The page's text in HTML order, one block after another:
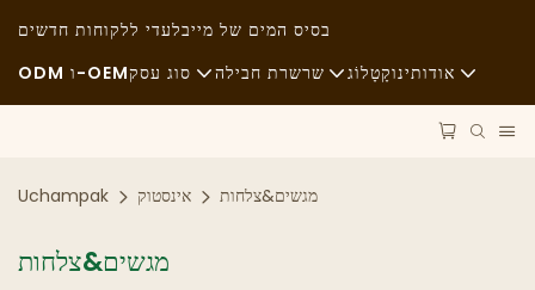
בלעדי ללקוחות חדשיםבסיס המים של מיי
ODM ו-OEMסוג עסק
אַגָבִי
אוכל משובח
שרשרת חבילה
הוֹבָלָה
קָטָלוֹגאודותינו
Uchampak אינסטוק מגשים&צלחות
מגשים&צלחות